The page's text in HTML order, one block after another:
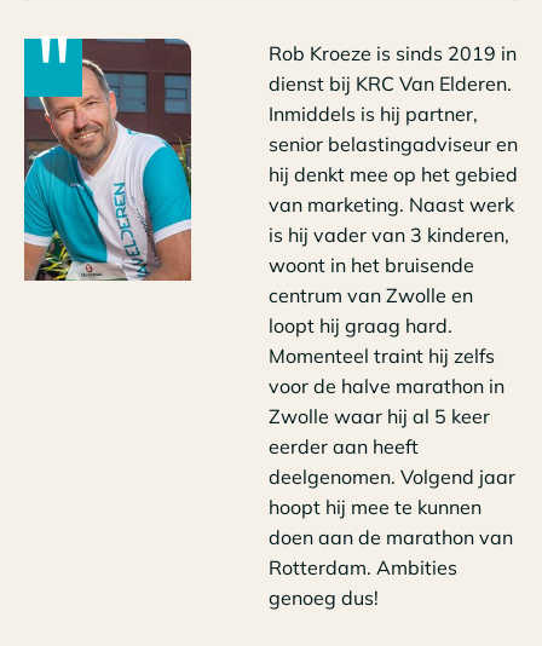
"
Rob Kroeze is sinds 2019 in
dienst bij KRC Van Elderen.
Inmiddels is hij partner,
senior belastingadviseur en
hij denkt mee op het gebied
van marketing. Naast werk
is hij vader van 3 kinderen,
woont in het bruisende
centrum van Zwolle en
loopt hij graag hard.
Momenteel traint hij zelfs
voor de halve marathon in
Zwolle waar hij al 5 keer
eerder aan heeft
deelgenomen. Volgend jaar
hoopt hij mee te kunnen
doen aan de marathon van
Rotterdam. Ambities
genoeg dus!